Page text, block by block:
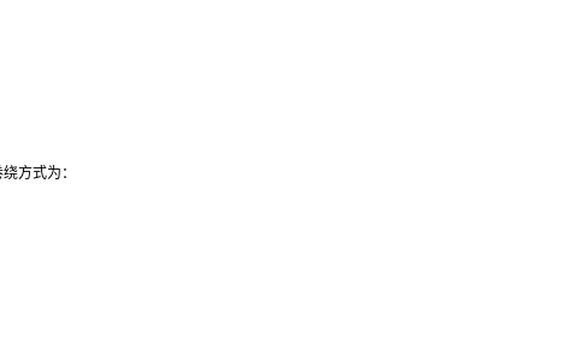
方式为：